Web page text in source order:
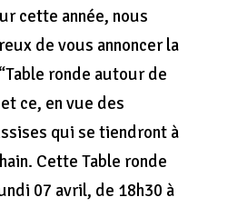
cette année, nous
de vous annoncer la
ronde autour de
ce, en vue des
qui se tiendront à
Cette Table ronde
07 avril, de 18h30 à